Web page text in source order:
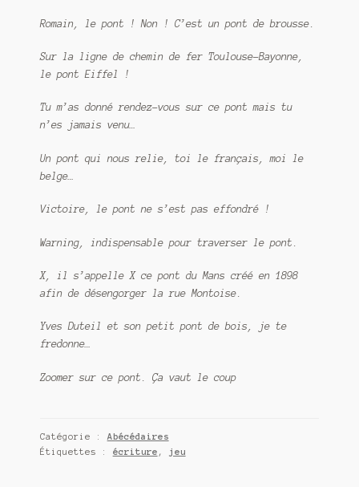
Romain, le pont ! Non ! C’est un pont de brousse.
Sur la ligne de chemin de fer Toulouse-Bayonne,
le pont Eiffel !
Tu m’as donné rendez-vous sur ce pont mais tu
n’es jamais venu…
Un pont qui nous relie, toi le français, moi le
belge…
Victoire, le pont ne s’est pas effondré !
Warning, indispensable pour traverser le pont.
X, il s’appelle X ce pont du Mans créé en 1898
afin de désengorger la rue Montoise.
Yves Duteil et son petit pont de bois, je te
fredonne…
Zoomer sur ce pont. Ça vaut le coup
Catégorie : Abécédaires
Étiquettes : écriture , jeu